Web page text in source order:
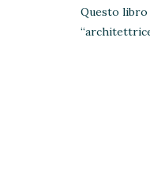
Questo libro